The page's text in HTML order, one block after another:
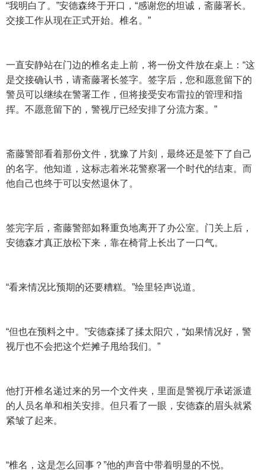
“我明白了。”安德森终于开口，“感谢您的坦诚，斋藤署长。
交接工作从现在正式开始。椎名。”
一直安静站在门边的椎名走上前，将一份文件放在桌上：“这
是交接确认书，请斋藤署长签字。签字后，您和愿意留下的
警员可以继续在警署工作，但将接受安布雷拉的管理和指
挥。不愿意留下的，警视厅已经安排了分流方案。”
斋藤警部看着那份文件，犹豫了片刻，最终还是签下了自己
的名字。他知道，这标志着米花警察署一个时代的结束。而
他自己也终于可以安然退休了。
签完字后，斋藤警部如释重负地离开了办公室。门关上后，
安德森才真正放松下来，靠在椅背上长出了一口气。
“看来情况比预期的还要糟糕。”绘里轻声说道。
“但也在预料之中。”安德森揉了揉太阳穴，“如果情况好，警
视厅也不会把这个烂摊子甩给我们。”
他打开椎名递过来的另一个文件夹，里面是警视厅承诺派遣
的人员名单和相关安排。但只看了一眼，安德森的眉头就紧
紧皱了起来。
“椎名，这是怎么回事？”他的声音中带着明显的不悦。